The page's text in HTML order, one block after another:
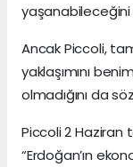
yaşanabileceğini
Ancak Piccoli,
yaklaşımını
olmadığını da
Piccoli 2 Haziran
“Erdoğan’ın